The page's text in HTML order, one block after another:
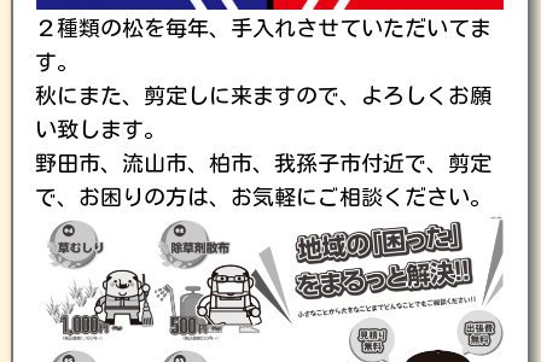
２種類の松を毎年、手入れさせていただいてま
す。
秋にまた、剪定しに来ますので、よろしくお願
い致します。
野田市、流山市、柏市、我孫子市付近で、剪定
で、お困りの方は、お気軽にご相談ください。